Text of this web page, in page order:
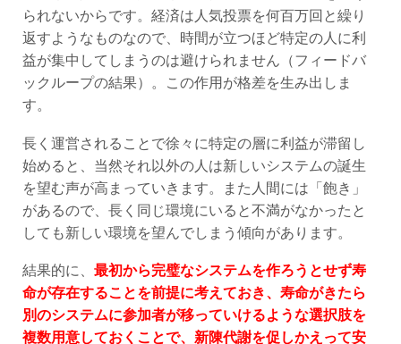
られないからです。経済は人気投票を何百万回と繰り
返すようなものなので、時間が立つほど特定の人に利
益が集中してしまうのは避けられません（フィードバ
ックループの結果）。この作用が格差を生み出しま
す。
長く運営されることで徐々に特定の層に利益が滞留し
始めると、当然それ以外の人は新しいシステムの誕生
を望む声が高まっていきます。また人間には「飽き」
があるので、長く同じ環境にいると不満がなかったと
しても新しい環境を望んでしまう傾向があります。
結果的に、 最初から完璧なシステムを作ろうとせず寿
命が存在することを前提に考えておき、寿命がきたら
別のシステムに参加者が移っていけるような選択肢を
複数用意しておくことで、新陳代謝を促しかえって安